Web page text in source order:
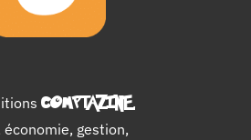
COMPTAZINE.
économie, gestion,